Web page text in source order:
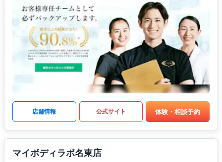
店舗情報 公式サイト 体験・相談予約
マイボディラボ名東店